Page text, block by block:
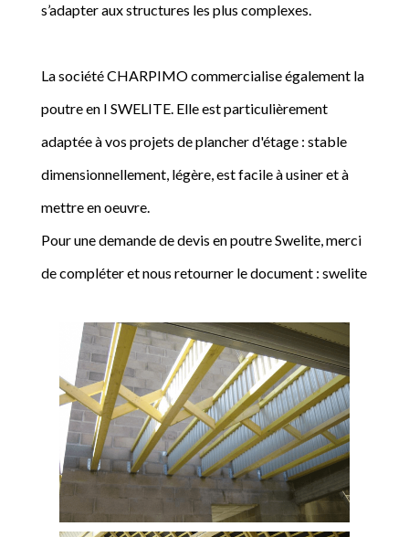
s’adapter aux structures les plus complexes.
La société CHARPIMO commercialise également la
poutre en I SWELITE. Elle est particulièrement
adaptée à vos projets de plancher d'étage : stable
dimensionnellement, légère, est facile à usiner et à
mettre en oeuvre.
Pour une demande de devis en poutre Swelite, merci
de compléter et nous retourner le document : swelite